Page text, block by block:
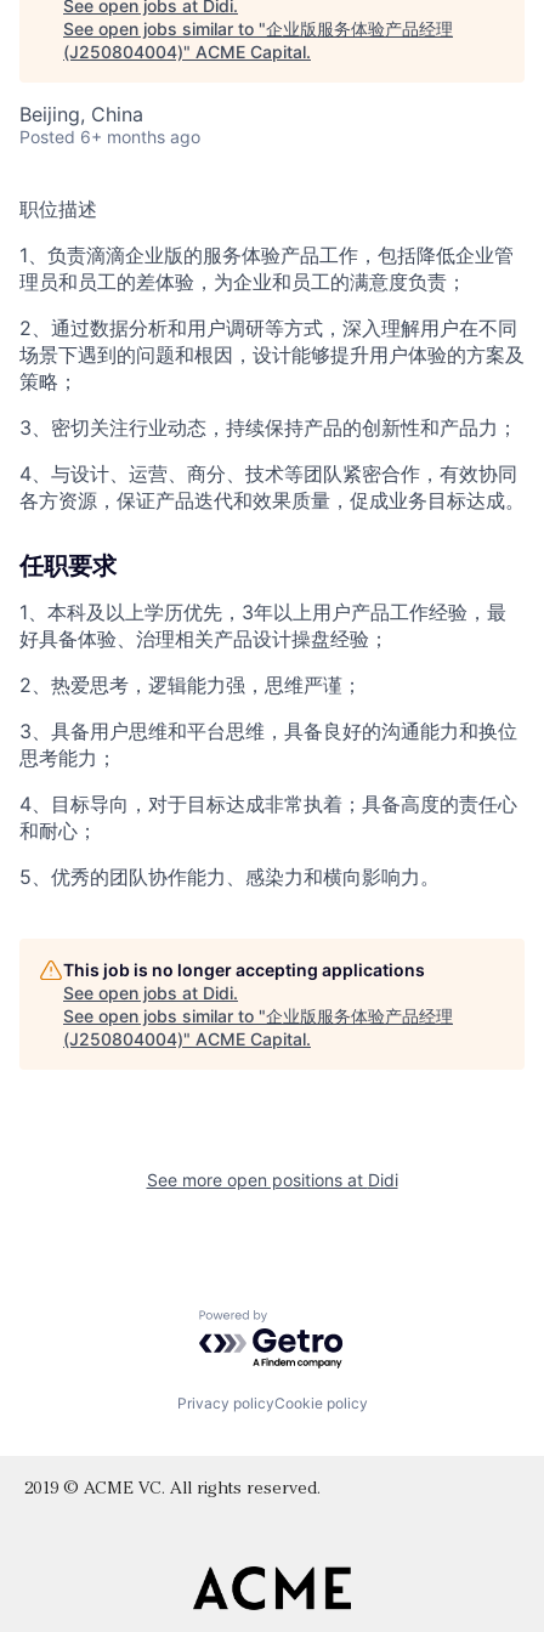
See open jobs at Didi.
See open jobs similar to "企业版服务体验产品经理
(J250804004)" ACME Capital.
Beijing, China
Posted 6+ months ago
职位描述
1、负责滴滴企业版的服务体验产品工作，包括降低企业管
理员和员工的差体验，为企业和员工的满意度负责；
2、通过数据分析和用户调研等方式，深入理解用户在不同
场景下遇到的问题和根因，设计能够提升用户体验的方案及
策略；
3、密切关注行业动态，持续保持产品的创新性和产品力；
4、与设计、运营、商分、技术等团队紧密合作，有效协同
各方资源，保证产品迭代和效果质量，促成业务目标达成。
任职要求
1、本科及以上学历优先，3年以上用户产品工作经验，最
好具备体验、治理相关产品设计操盘经验；
2、热爱思考，逻辑能力强，思维严谨；
3、具备用户思维和平台思维，具备良好的沟通能力和换位
思考能力；
4、目标导向，对于目标达成非常执着；具备高度的责任心
和耐心；
5、优秀的团队协作能力、感染力和横向影响力。
This job is no longer accepting applications
See open jobs at Didi.
See open jobs similar to "企业版服务体验产品经理
(J250804004)" ACME Capital.
See more open positions at Didi
Powered by Getro.com
Privacy policyCookie policy
2019 © ACME VC. All rights reserved.